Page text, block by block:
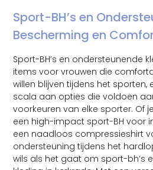
Sport-BH’s en
Bescherming en
Sport-BH’s en ondersteunende
items voor vrouwen die
willen blijven tijdens het sporten,
scala aan opties die voldoen
voorkeuren van elke sporter. Of
een high-impact sport-BH voor
een naadloos compressieshirt
ondersteuning tijdens het
wils als het gaat om sport-bh’s